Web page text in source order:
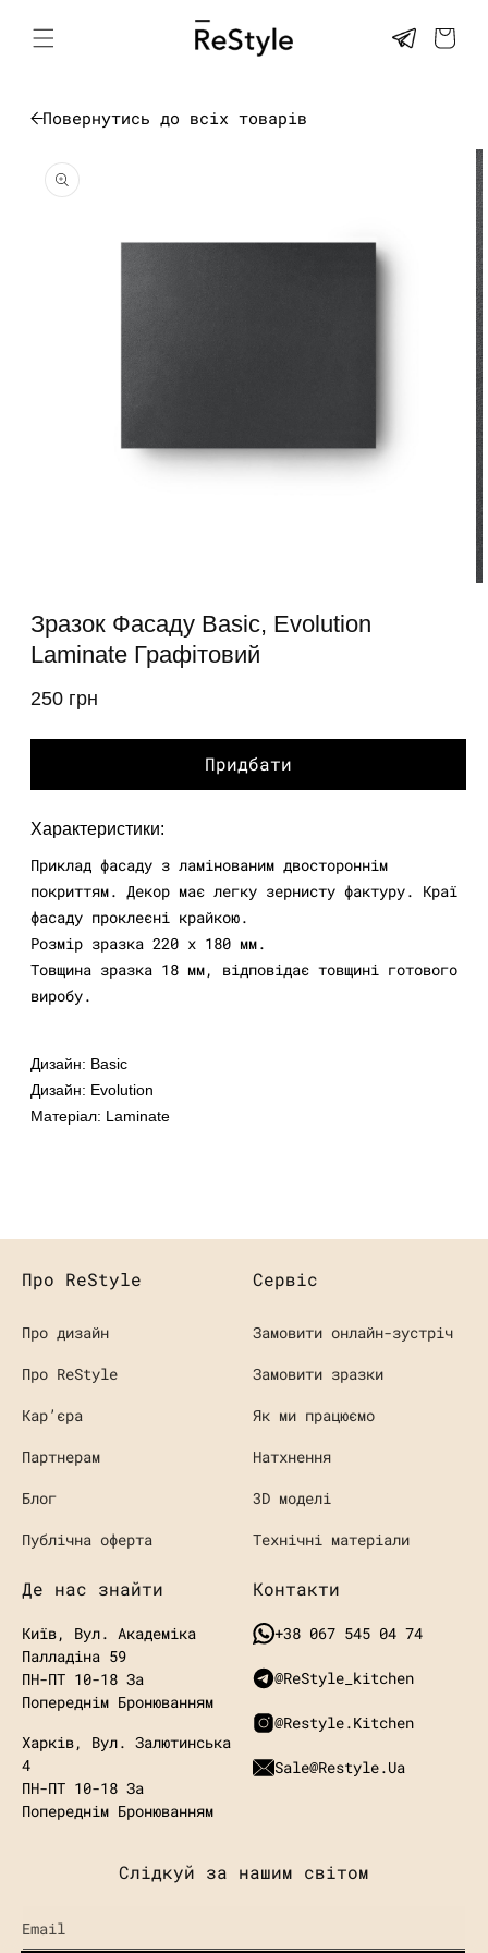
до
контенту
КОШИК
Повернутись до всіх товарів
інформації
про товар
медіа
1
у
вікні
Зразок Фасаду Basic, Evolution
Laminate Графітовий
звичайна
250 грн
Придбати
Характеристики:
Приклад фасаду з ламінованим двостороннім
покриттям. Декор має легку зернисту фактуру. Краї
фасаду проклеєні крайкою.
Розмір зразка 220 х 180 мм.
Товщина зразка 18 мм, відповідає товщині готового
виробу.
Дизайн: Basic
Дизайн: Evolution
Матеріал: Laminate
Про ReStyle
Про дизайн
Про ReStyle
Кaр’єра
Партнерам
Блог
Публічна оферта
Сервіс
Замовити онлайн-зустріч
Замовити зразки
Як ми працюємо
Натхнення
3D моделі
Технічні матеріали
Де нас знайти
Київ, Вул. Академіка
Палладіна 59
ПН-ПТ 10-18 За
Попереднім Бронюванням
Харків, Вул. Залютинська
4
ПН-ПТ 10-18 За
Попереднім Бронюванням
Контакти
+38 067 545 04 74
@ReStyle_kitchen
@restyle.kitchen
Sale@restyle.ua
Слідкуй за нашим світом
Email